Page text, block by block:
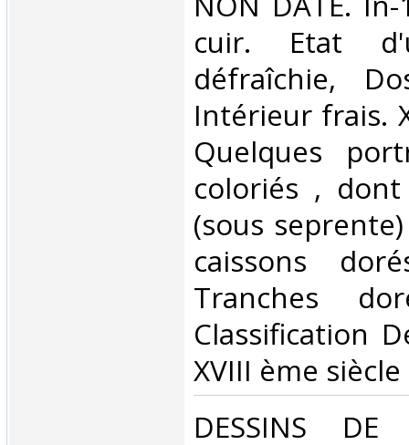
cuir. Etat
défraîchie,
Intérieur frais.
Quelques
coloriés ,
(sous
caissons
Tranches
Classification
XVIII ème siècle‎
‎DESSINS DE